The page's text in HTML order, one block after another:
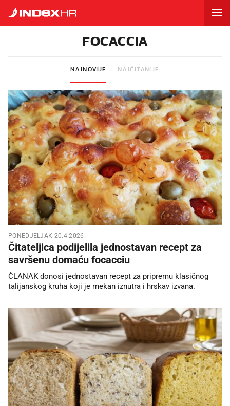
FOCACCIA
NAJNOVIJE NAJČITANIJE
PONEDJELJAK 20.4.2026.
Čitateljica podijelila jednostavan recept za
savršenu domaću focacciu
ČLANAK donosi jednostavan recept za pripremu klasičnog
talijanskog kruha koji je mekan iznutra i hrskav izvana.